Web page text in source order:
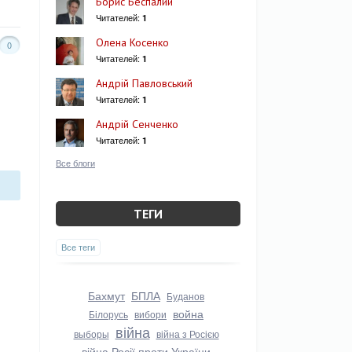
0
Читателей: 1
Олена Косенко
Читателей: 1
Андрій Павловський
Читателей: 1
Андрій Сенченко
Читателей: 1
Все блоги
ТЕГИ
Все теги
Бахмут БПЛА Буданов
Білорусь вибори война
выборы війна війна з Росією